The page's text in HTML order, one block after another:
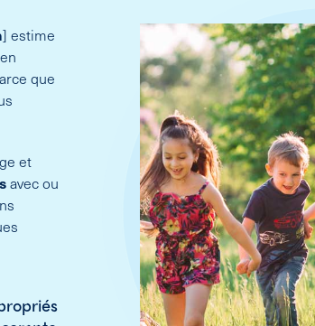
] estime
que
et
avec ou